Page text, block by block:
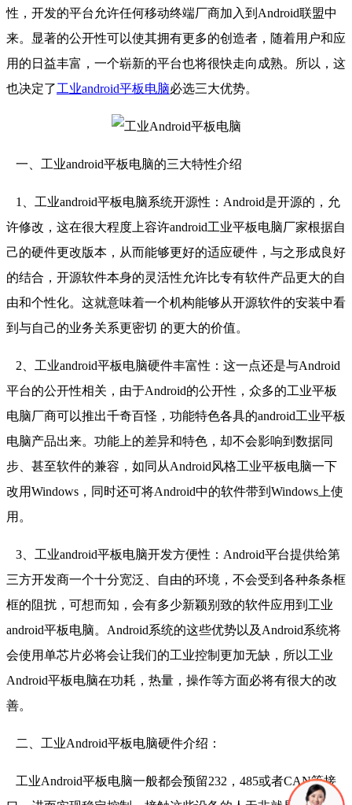
性，开发的平台允许任何移动终端厂商加入到Android联盟中
来。显著的公开性可以使其拥有更多的创造者，随着用户和应
用的日益丰富，一个崭新的平台也将很快走向成熟。所以，这
也决定了工业android平板电脑必选三大优势。
一、工业android平板电脑的三大特性介绍
1、工业android平板电脑系统开源性：Android是开源的，允
许修改，这在很大程度上容许android工业平板电脑厂家根据自
己的硬件更改版本，从而能够更好的适应硬件，与之形成良好
的结合，开源软件本身的灵活性允许比专有软件产品更大的自
由和个性化。这就意味着一个机构能够从开源软件的安装中看
到与自己的业务关系更密切 的更大的价值。
2、工业android平板电脑硬件丰富性：这一点还是与Android
平台的公开性相关，由于Android的公开性，众多的工业平板
电脑厂商可以推出千奇百怪，功能特色各具的android工业平板
电脑产品出来。功能上的差异和特色，却不会影响到数据同
步、甚至软件的兼容，如同从Android风格工业平板电脑一下
改用Windows，同时还可将Android中的软件带到Windows上使
用。
3、工业android平板电脑开发方便性：Android平台提供给第
三方开发商一个十分宽泛、自由的环境，不会受到各种条条框
框的阻扰，可想而知，会有多少新颖别致的软件应用到工业
android平板电脑。Android系统的这些优势以及Android系统将
会使用单芯片必将会让我们的工业控制更加无缺，所以工业
Android平板电脑在功耗，热量，操作等方面必将有很大的改
善。
二、工业Android平板电脑硬件介绍：
工业Android平板电脑一般都会预留232，485或者CAN等接